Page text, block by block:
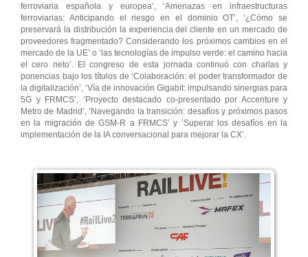
ferroviaria española y europea’, ‘Amenazas en infraestructuras
ferroviarias: Anticipando el riesgo en el dominio OT’, ‘¿Cómo se
preservará la distribución la experiencia del cliente en un mercado de
proveedores fragmentado? Considerando los próximos cambios en el
mercado de la UE’ o ‘las tecnologías de impulso verde: el camino hacia
el cero neto’. El congreso de esta jornada continuó con charlas y
ponencias bajo los títulos de ‘Colaboración: el poder transformador de
la digitalización’, ‘Vía de innovación Gigabit: impulsando sinergias para
5G y FRMCS’, ‘Proyecto destacado co-presentado por Accenture y
Metro de Madrid’, ‘Navegando la transición: desafíos y próximos pasos
en la migración de GSM-R a FRMCS’ y ‘Superar los desafíos en la
implementación de la IA conversacional para mejorar la CX’.